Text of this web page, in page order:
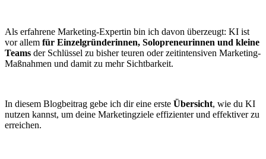
Als erfahrene Marketing-Expertin bin ich davon überzeugt: KI ist
vor allem für Einzelgründerinnen, Solopreneurinnen und kleine
Teams der Schlüssel zu bisher teuren oder zeitintensiven Marketing-
Maßnahmen und damit zu mehr Sichtbarkeit.
In diesem Blogbeitrag gebe ich dir eine erste Übersicht, wie du KI
nutzen kannst, um deine Marketingziele effizienter und effektiver zu
erreichen.